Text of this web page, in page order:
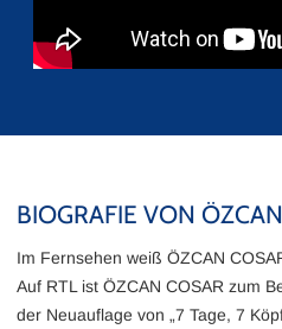
BIOGRAFIE VON
Im Fernsehen weiß ÖZCAN
Auf RTL ist ÖZCAN COSAR zum
der Neuauflage von „7 Tage, 7